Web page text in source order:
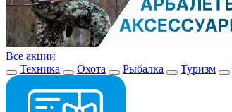
Все акции
Техника
Охота Рыбалка Туризм